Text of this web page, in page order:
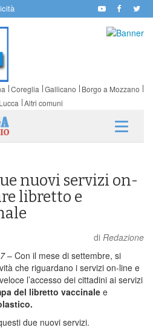
Coreglia Gallicano
Borgo a Mozzano
Altri comuni
nuovi servizi on-
libretto e
di Redazione
– Con il mese di settembre, si
che riguardano i servizi on-line e
l’accesso dei cittadini ai servizi
del libretto vaccinale e
due nuovi servizi.